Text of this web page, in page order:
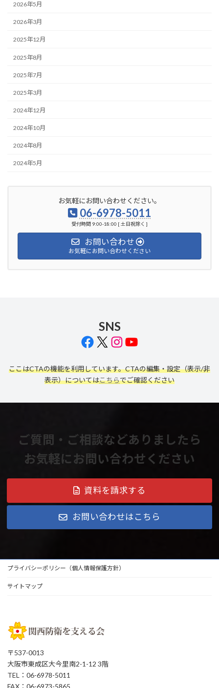
2026年5月
2026年3月
2025年12月
2025年8月
2025年7月
2025年3月
2024年12月
2024年10月
2024年8月
2024年5月
お気軽にお問い合わせください。
06-6978-5011
受付時間 9:00-18:00 [ 土日祝除く ]
お問い合わせ
お気軽にお問い合わせください
SNS
Facebook
X Instagram
YouTube
ここはCTAの機能を利用しています。CTAの編集・設定（表示/非
表示）についてはこちらでご確認ください
ご質問・ご相談などありましたら
お気軽にお問い合わせください
資料を請求する
お問い合わせはこちら
プライバシーポリシー（個人情報保護方針）
サイトマップ
〒537-0013
大阪市東成区大今里南2-1-12 3階
TEL：06-6978-5011
FAX：06-6973-5865